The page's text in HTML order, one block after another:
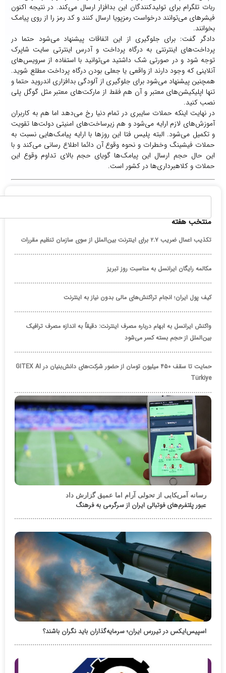
تلگرام برای تولیدکنندگان این بدافزار ارسال می‌کند. در نتیجه اکنون
می‌توانند درخواست رمزپویا ارسال کنند و کد رمز را از روی پیامک
گفت: برای جلوگیری از این اتفاقات پیشنهاد می‌شود حتما در
اینترنتی به درگاه پرداخت و آدرس اینترتی سایت شاپرک
شود و در صورتی شک داشتید می‌توانید با استفاده از سرویس‌های
که وجود دارند از واقعی یا جعلی بودن درگاه پرداخت مطلع شوید.
پیشنهاد می‌شود برای جلوگیری از آلودگی بدافزاری اندروید حتما و
اپلیکیشن‌های معتبر و آن هم فقط از مارکت‌های معتبر مثل گوگل پلی
کنید.
نهایت اینکه حملات سایبری در تمام دنیا رخ می‌دهد اما هم به کاربران
لازم ارایه می‌شود و هم زیرساخت‌های امنیتی دولت‌ها تقویت
تکمیل می‌شود. البته پلیس فتا این روزها با ارایه پیامک‌هایی نسبت به
فیشینگ وخطرات و نحوه وقوع آن دائما اطلاع رسانی می‌کند و با
حال حجم ارسال این پیامک‌ها گویای حجم بالای تداوم وقوع این
و کلاهبرداری‌ها در کشور است.
منتخب هفته
تکذیب اعمال ضریب ۲.۷ برای اینترنت بین‌الملل از سوی سازمان تنظیم مقررات
مکالمه رایگان ایرانسل به مناسبت روز تبریز
کیف پول ایران؛ انجام تراکنش‌های مالی بدون نیاز به اینترنت
واکنش ایرانسل به ابهام درباره مصرف اینترنت: دقیقاً به اندازه مصرف ترافیک
بین‌الملل از حجم بسته کسر می‌شود
حمایت تا سقف ۴۵۰ میلیون تومان از حضور شرکت‌های دانش‌بنیان در GITEX AI
Türkiye
رسانه آمریکایی از تحولی آرام اما عمیق گزارش داد
عبور پلتفرم‌های فوتبالی ایران از سرگرمی به فرهنگ
اسپیس‌ایکس در تیررس ایران؛ سرمایه‌گذاران باید نگران باشند؟